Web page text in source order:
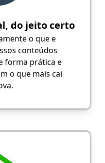
do jeito certo
o que e
conteúdos
forma prática e
o que mais cai